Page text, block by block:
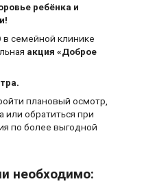
ребёнка и
в семейной клинике
акция «Доброе
плановый осмотр,
или обратиться при
по более выгодной
необходимо: